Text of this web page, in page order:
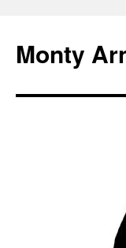
springen
Monty